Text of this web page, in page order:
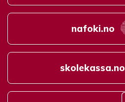
nafoki.no
skolekassa.no